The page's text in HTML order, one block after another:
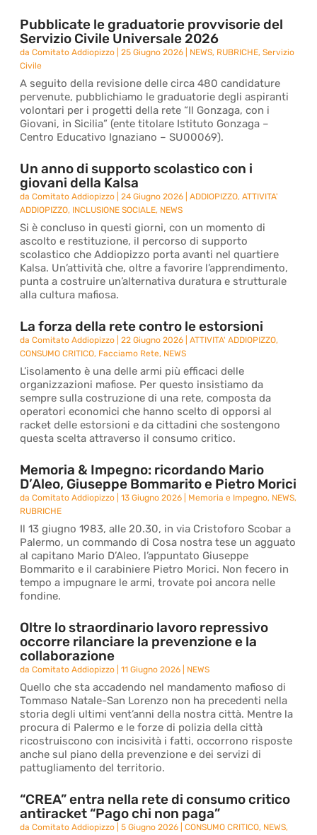
Pubblicate le graduatorie provvisorie del
Servizio Civile Universale 2026
daComitato Addiopizzo |25 Giugno 2026 NEWS, RUBRICHE,Servizio
Civile
A seguito della revisione delle circa 480 candidature
pervenute, pubblichiamo le graduatorie degli aspiranti
volontari per i progetti della rete “Il Gonzaga, con i
Giovani, in Sicilia” (ente titolare Istituto Gonzaga –
Centro Educativo Ignaziano – SU00069).
Un anno di supporto scolastico con i
giovani della Kalsa
daComitato Addiopizzo |24 Giugno 2026 |ADDIOPIZZO,ATTIVITA'
ADDIOPIZZO, INCLUSIONE SOCIALE, NEWS
Si è concluso in questi giorni, con un momento di
ascolto e restituzione, il percorso di supporto
scolastico che Addiopizzo porta avanti nel quartiere
Kalsa. Un’attività che, oltre a favorire l’apprendimento,
punta a costruire un’alternativa duratura e strutturale
alla cultura mafiosa.
La forza della rete contro le estorsioni
daComitato Addiopizzo |22 Giugno 2026 |ATTIVITA' ADDIOPIZZO,
CONSUMO CRITICO, Facciamo Rete, NEWS
L’isolamento è una delle armi più efficaci delle
organizzazioni mafiose. Per questo insistiamo da
sempre sulla costruzione di una rete, composta da
operatori economici che hanno scelto di opporsi al
racket delle estorsioni e da cittadini che sostengono
questa scelta attraverso il consumo critico.
Memoria & Impegno: ricordando Mario
D’Aleo, Giuseppe Bommarito e Pietro Morici
daComitato Addiopizzo |13 Giugno 2026 Memoria e Impegno, NEWS,
RUBRICHE
Il 13 giugno 1983, alle 20.30, in via Cristoforo Scobar a
Palermo, un commando di Cosa nostra tese un agguato
al capitano Mario D’Aleo, l’appuntato Giuseppe
Bommarito e il carabiniere Pietro Morici. Non fecero in
tempo a impugnare le armi, trovate poi ancora nelle
fondine.
Oltre lo straordinario lavoro repressivo
occorre rilanciare la prevenzione e la
collaborazione
daComitato Addiopizzo |11 Giugno 2026 NEWS
Quello che sta accadendo nel mandamento mafioso di
Tommaso Natale-San Lorenzo non ha precedenti nella
storia degli ultimi vent’anni della nostra città. Mentre la
procura di Palermo e le forze di polizia della città
ricostruiscono con incisività i fatti, occorrono risposte
anche sul piano della prevenzione e dei servizi di
pattugliamento del territorio.
“CREA” entra nella rete di consumo critico
antiracket “Pago chi non paga”
daComitato Addiopizzo |5 Giugno 2026 |CONSUMO CRITICO, NEWS,